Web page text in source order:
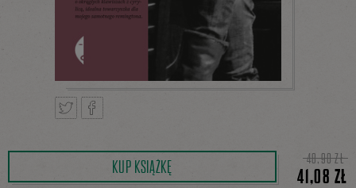
TweetnijPodziel
KUP KSIĄŻKĘ 48,90 ZŁ
41,08 ZŁ